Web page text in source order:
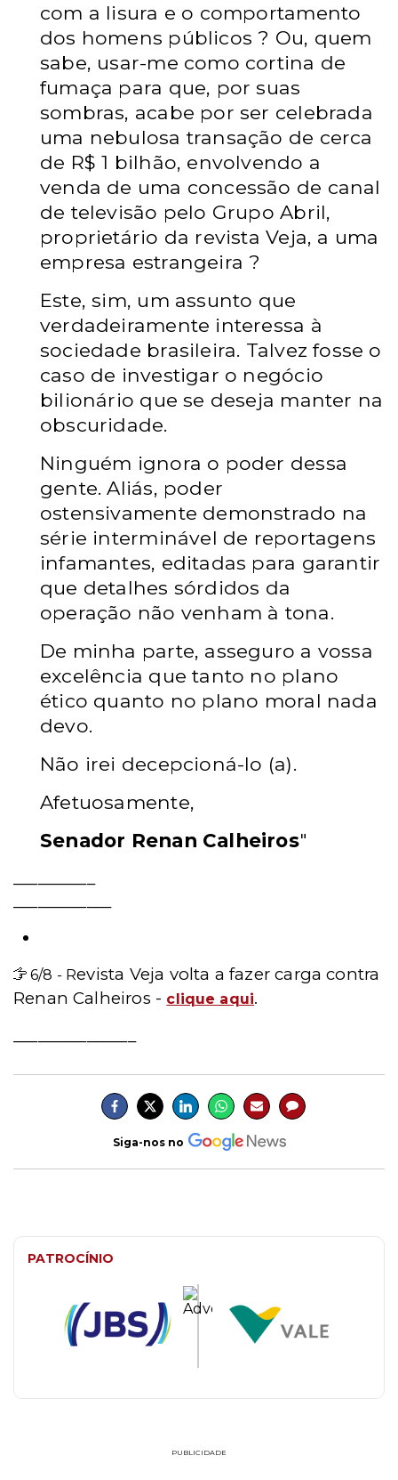
com a lisura e o comportamento
dos homens públicos ? Ou, quem
sabe, usar-me como cortina de
fumaça para que, por suas
sombras, acabe por ser celebrada
uma nebulosa transação de cerca
de R$ 1 bilhão, envolvendo a
venda de uma concessão de canal
de televisão pelo Grupo Abril,
proprietário da revista Veja, a uma
empresa estrangeira ?
Este, sim, um assunto que
verdadeiramente interessa à
sociedade brasileira. Talvez fosse o
caso de investigar o negócio
bilionário que se deseja manter na
obscuridade.
Ninguém ignora o poder dessa
gente. Aliás, poder
ostensivamente demonstrado na
série interminável de reportagens
infamantes, editadas para garantir
que detalhes sórdidos da
operação não venham à tona.
De minha parte, asseguro a vossa
excelência que tanto no plano
ético quanto no plano moral nada
devo.
Não irei decepcioná-lo (a).
Afetuosamente,
Senador Renan Calheiros"
6/8 -Revista Veja volta a fazer carga contra
Renan Calheiros - clique aqui.
Siga-nos no
PATROCÍNIO
PUBLICIDADE